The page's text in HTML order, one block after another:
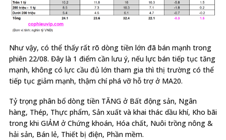
Như vậy, có thể thấy rất rõ dòng tiền lớn đã bán mạnh trong
phiên 22/08. Đây là 1 điểm cần lưu ý, nếu lực bán tiếp tục tăng
mạnh, không có lực cầu đủ lớn tham gia thì thị trường có thể
tiếp tục giảm mạnh, thậm chí phá vỡ hỗ trợ ở MA20.
Tỷ trọng phân bổ dòng tiền TĂNG ở Bất động sản, Ngân
hàng, Thép, Thực phẩm, Sản xuất và khai thác dầu khí, Kho bãi
trong khi GIẢM ở Chứng khoán, Hóa chất, Nuôi trồng nông &
hải sản, Bán lẻ, Thiết bị điện, Phần mềm.